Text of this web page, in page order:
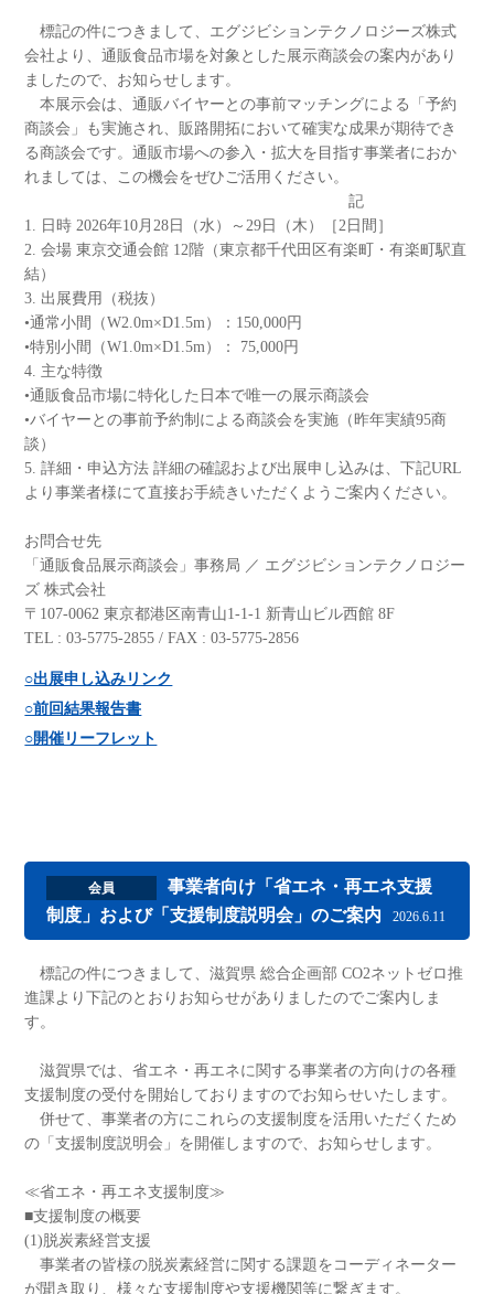
標記の件につきまして、エグジビションテクノロジーズ株式
会社より、通販食品市場を対象とした展示商談会の案内があり
ましたので、お知らせします。
本展示会は、通販バイヤーとの事前マッチングによる「予約
商談会」も実施され、販路開拓において確実な成果が期待でき
る商談会です。通販市場への参入・拡大を目指す事業者におか
れましては、この機会をぜひご活用ください。
記
1. 日時 2026年10月28日（水）～29日（木）［2日間］
2. 会場 東京交通会館 12階（東京都千代田区有楽町・有楽町駅直
結）
3. 出展費用（税抜）
•通常小間（W2.0m×D1.5m）：150,000円
•特別小間（W1.0m×D1.5m）： 75,000円
4. 主な特徴
•通販食品市場に特化した日本で唯一の展示商談会
•バイヤーとの事前予約制による商談会を実施（昨年実績95商
談）
5. 詳細・申込方法 詳細の確認および出展申し込みは、下記URL
より事業者様にて直接お手続きいただくようご案内ください。
お問合せ先
「通販食品展示商談会」事務局 ／ エグジビションテクノロジー
ズ 株式会社
〒107-0062 東京都港区南青山1-1-1 新青山ビル西館 8F
TEL : 03-5775-2855 / FAX : 03-5775-2856
○出展申し込みリンク
○前回結果報告書
○開催リーフレット
会員
事業者向け「省エネ・再エネ支援
制度」および「支援制度説明会」のご案内
2026.6.11
標記の件につきまして、滋賀県 総合企画部 CO2ネットゼロ推
進課より下記のとおりお知らせがありましたのでご案内しま
す。
滋賀県では、省エネ・再エネに関する事業者の方向けの各種
支援制度の受付を開始しておりますのでお知らせいたします。
併せて、事業者の方にこれらの支援制度を活用いただくため
の「支援制度説明会」を開催しますので、お知らせします。
≪省エネ・再エネ支援制度≫
■支援制度の概要
(1)脱炭素経営支援
事業者の皆様の脱炭素経営に関する課題をコーディネーター
が聞き取り、様々な支援制度や支援機関等に繋ぎます。